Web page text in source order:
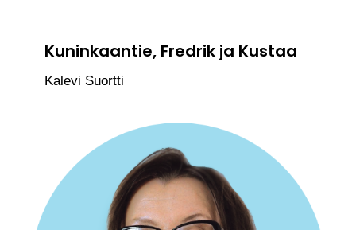
Kuninkaantie, Fredrik ja Kustaa
Kalevi Suortti